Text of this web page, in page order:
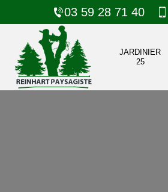
03 59 28 71 40
JARDINIER
25